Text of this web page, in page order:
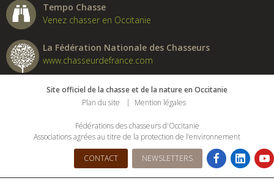
Tempo Chasse
Venez chasser en Occitanie
La Fédération Nationale des Chasseurs
www.chasseurdefrance.com
Site officiel de la chasse et de la nature en Occitanie
Plan du site
Mention légales
Fédérations des chasseurs d'Occitanie
Associations agrées au titre de la protection de l’environnement
CONTACT NEWSLETTERS